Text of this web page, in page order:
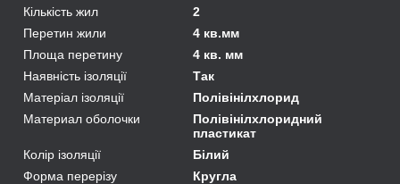
Кількість жил
2
Перетин жили
4 кв.мм
Площа перетину
4 кв. мм
Наявність ізоляції
Так
Матеріал ізоляції
Полівінілхлорид
Материал оболочки
Полівінілхлоридний
пластикат
Колір ізоляції
Білий
Форма перерізу
Кругла